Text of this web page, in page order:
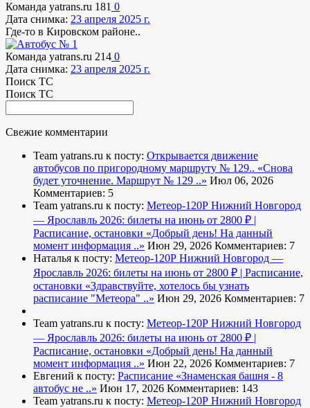
Команда yatrans.ru 181 0
Дата снимка: 23 апреля 2025 г.
Где-то в Кировском районе..
Команда yatrans.ru 214 0
Дата снимка: 23 апреля 2025 г.
Поиск ТС
Поиск ТС
Свежие комментарии
Team yatrans.ru к посту: Открывается движение
автобусов по пригородному маршруту № 129.. «Снова
будет уточнение. Маршрут № 129 ..» Июл 06, 2026
Комментариев: 5
Team yatrans.ru к посту: Метеор-120Р Нижний Новгород
— Ярославль 2026: билеты на июнь от 2800 ₽ |
Расписание, остановки «Добрый день! На данный
момент информация ..» Июн 29, 2026 Комментариев: 7
Наталья к посту: Метеор-120Р Нижний Новгород —
Ярославль 2026: билеты на июнь от 2800 ₽ | Расписание,
остановки «Здравствуйте, хотелось бы узнать
расписание "Метеора" ..» Июн 29, 2026 Комментариев: 7
Team yatrans.ru к посту: Метеор-120Р Нижний Новгород
— Ярославль 2026: билеты на июнь от 2800 ₽ |
Расписание, остановки «Добрый день! На данный
момент информация ..» Июн 22, 2026 Комментариев: 7
Евгений к посту: Расписание «Знаменская башня - 8
автобус не ..» Июн 17, 2026 Комментариев: 143
Team yatrans.ru к посту: Метеор-120Р Нижний Новгород